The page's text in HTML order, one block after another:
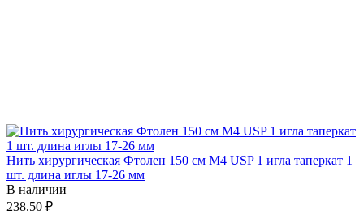
Нить хирургическая Фтолен 150 см М4 USP 1 игла таперкат 1
шт. длина иглы 17-26 мм
В наличии
238.50 ₽